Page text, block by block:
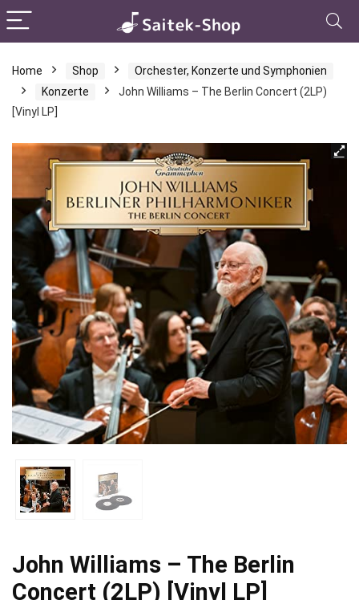
Home Shop
Orchester, Konzerte und Symphonien
Konzerte
John Williams – The Berlin Concert (2LP)
[Vinyl LP]
John Williams – The Berlin
Concert (2LP) [Vinyl LP]